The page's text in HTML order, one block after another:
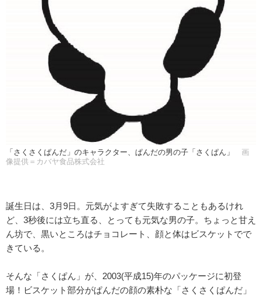
「さくさくぱんだ」のキャラクター、ぱんだの男の子「さくぱん」
画
像提供＝カバヤ食品株式会社
誕生日は、3月9日。元気がよすぎて失敗することもあるけれ
ど、3秒後には立ち直る、とっても元気な男の子。ちょっと甘え
ん坊で、黒いところはチョコレート、顔と体はビスケットでで
きている。
そんな「さくぱん」が、2003(平成15)年のパッケージに初登
場！ビスケット部分がぱんだの顔の素朴な「さくさくぱんだ」